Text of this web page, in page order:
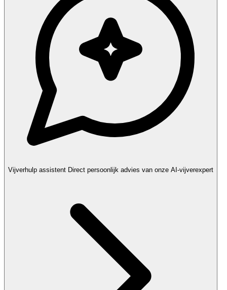
Vijverhulp assistent Direct persoonlijk advies van onze AI-vijverexpert